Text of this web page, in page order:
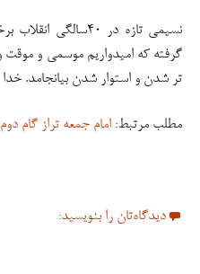
نسیمی تازه در
گرفته که امیدواریم موسمی و
تر شدن و استوار شدن بیانجامد.
مطلب مرتبط: امام جمعه تراز گام دوم
دیدگاه‌تان را بنویسید: